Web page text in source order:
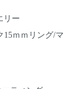
リー
15ｍｍリング/マ